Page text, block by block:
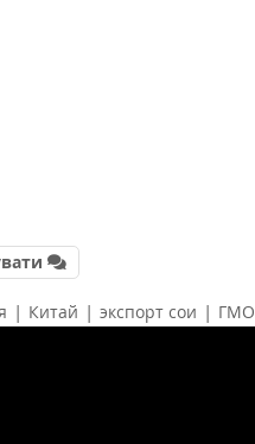
| Китай | экспорт сои | ГМО